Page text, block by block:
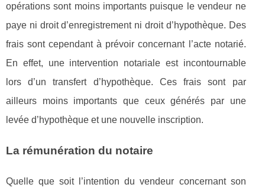
opérations sont moins importants puisque le vendeur ne
paye ni droit d’enregistrement ni droit d’hypothèque. Des
frais sont cependant à prévoir concernant l’acte notarié.
En effet, une intervention notariale est incontournable
lors d’un transfert d’hypothèque. Ces frais sont par
ailleurs moins importants que ceux générés par une
levée d’hypothèque et une nouvelle inscription.
La rémunération du notaire
Quelle que soit l’intention du vendeur concernant son